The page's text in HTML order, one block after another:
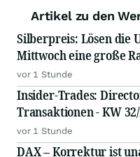
Artikel zu den
Silberpreis: Lösen die
Mittwoch eine große
vor 1 Stunde
Insider-Trades:
Transaktionen - KW
vor 1 Stunde
DAX – Korrektur ist